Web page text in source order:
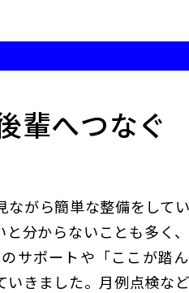
輩へつなぐ
がら簡単な整備をして
分からないことも多く
サポートや「ここが踏
きました。月例点検な